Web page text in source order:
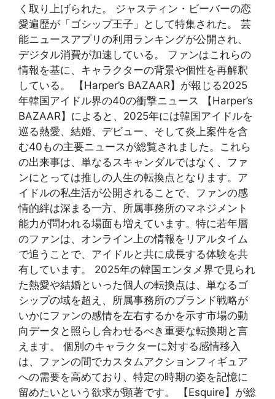
く取り上げられた。 ジャスティン・ビーバーの恋
愛遍歴が「ゴシップ王子」として特集された。 芸
能ニュースアプリの利用ランキングが公開され、
デジタル消費が加速している。 ファンはこれらの
情報を基に、キャラクターの背景や個性を再解釈
している。 【Harper’s BAZAAR】が報じる2025
年韓国アイドル界の40の衝撃ニュース 【Harper’s
BAZAAR】によると、2025年には韓国アイドルを
巡る熱愛、結婚、デビュー、そして炎上案件を含
む40もの主要ニュースが総覧されました。これら
の出来事は、単なるスキャンダルではなく、ファ
ンにとっては推しの人生の転換点となります。ア
イドルの私生活が公開されることで、ファンの感
情的絆は深まる一方、所属事務所のマネジメント
能力が問われる場面も増えています。特に若年層
のファンは、オンライン上の情報をリアルタイム
で追うことで、アイドルと共に成長する体験を共
有しています。 2025年の韓国エンタメ界で見られ
た熱愛や結婚といった個人の転換点は、単なるゴ
シップの域を超え、所属事務所のブランド戦略が
いかにファンの感情を左右するかを示す市場の動
向データと照らし合わせるべき重要な転換期と言
えます。 個別のキャラクターに対する感情移入
は、ファンの間でカスタムアクションフィギュア
への需要を高めており、特定の時期の姿を記憶に
留めたいという欲求が顕著です。 【Esquire】が総